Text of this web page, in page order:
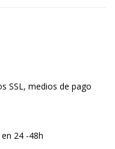
SSL, medios de pago
24 -48h